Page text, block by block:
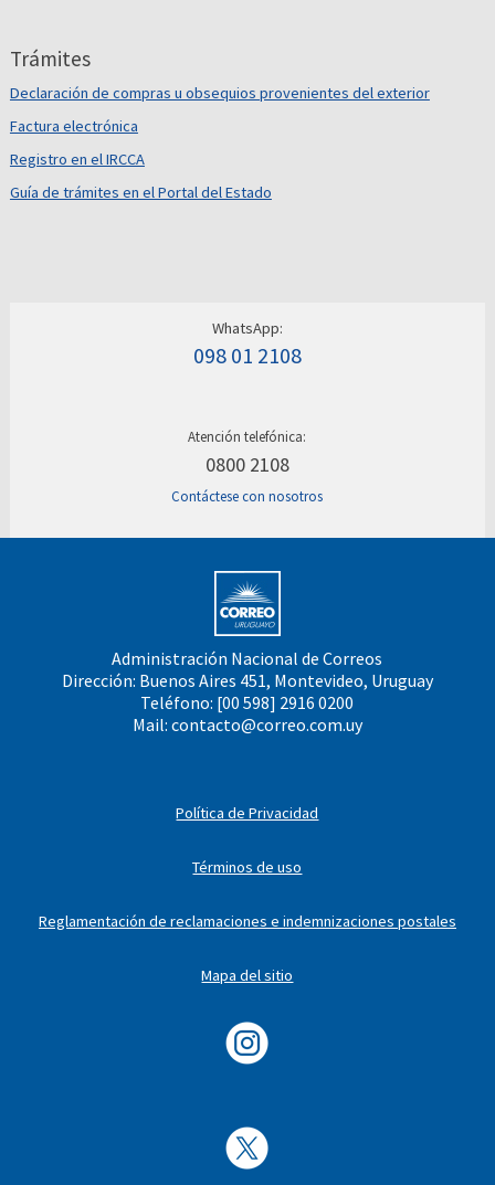
Trámites
Declaración de compras u obsequios provenientes del exterior
Factura electrónica
Registro en el IRCCA
Guía de trámites en el Portal del Estado
WhatsApp:
098 01 2108
Atención telefónica:
0800 2108
Contáctese con nosotros
Administración Nacional de Correos
Dirección: Buenos Aires 451, Montevideo, Uruguay
Teléfono: [00 598] 2916 0200
Mail: contacto@correo.com.uy
Política de Privacidad
Términos de uso
Reglamentación de reclamaciones e indemnizaciones postales
Mapa del sitio